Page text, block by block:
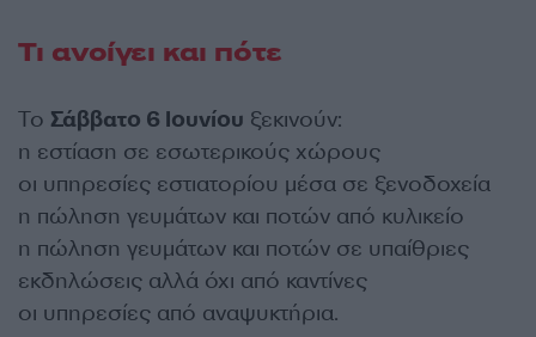
Τι ανοίγει και πότε
Το Σάββατο 6 Ιουνίου ξεκινούν:
η εστίαση σε εσωτερικούς χώρους
οι υπηρεσίες εστιατορίου μέσα σε ξενοδοχεία
η πώληση γευμάτων και ποτών από κυλικείο
η πώληση γευμάτων και ποτών σε υπαίθριες
εκδηλώσεις αλλά όχι από καντίνες
οι υπηρεσίες από αναψυκτήρια.